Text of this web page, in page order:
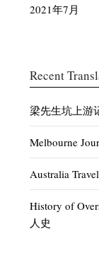
2021年7月
Recent
梁先生坑上游
Melbourne
Australia
History of
人史